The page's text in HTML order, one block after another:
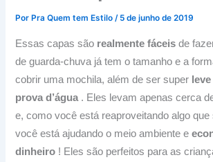
Por Pra Quem tem Estilo/ 5 de junho de 2019
Essas capas são realmente fáceis de
de guarda-chuva já tem o tamanho e a
cobrir uma mochila, além de ser super leve
prova d’água . Eles levam apenas cerca
e, como você está reaproveitando algo que
você está ajudando o meio ambiente e
dinheiro ! Eles são perfeitos para as